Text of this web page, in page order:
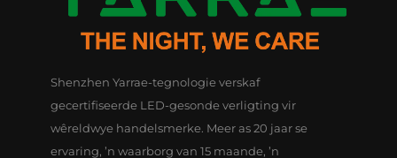
Shenzhen Yarrae-tegnologie verskaf
gecertifiseerde LED-gesonde verligting vir
wêreldwye handelsmerke. Meer as 20 jaar se
ervaring, ’n waarborg van 15 maande, ’n